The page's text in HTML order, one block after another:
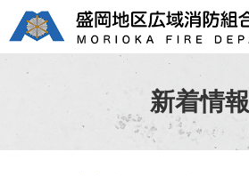
新着情報